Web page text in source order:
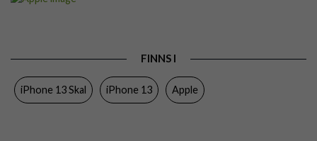
Färg
FINNS I
iPhone 13 Skal iPhone 13 Apple